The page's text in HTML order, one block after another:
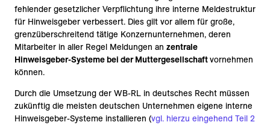
fehlender gesetzlicher Verpflichtung ihre interne Meldestruktur
für Hinweisgeber verbessert. Dies gilt vor allem für große,
grenzüberschreitend tätige Konzernunternehmen, deren
Mitarbeiter in aller Regel Meldungen an zentrale
Hinweisgeber-Systeme bei der Muttergesellschaftvornehmen
können.
Durch die Umsetzung der WB-RL in deutsches Recht müssen
zukünftig die meisten deutschen Unternehmen eigene interne
Hinweisgeber-Systeme installieren (vgl. hierzu eingehend Teil 2